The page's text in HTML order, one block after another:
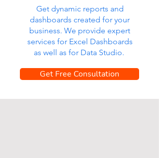
Get dynamic reports and
dashboards created for your
business. We provide expert
services for Excel Dashboards
as well as for Data Studio.
Get Free Consultation